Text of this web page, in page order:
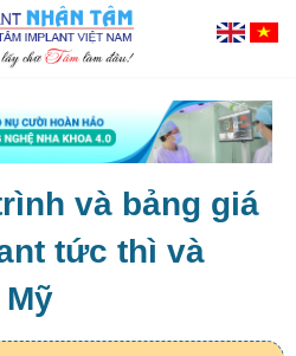
và bảng giá
tức thì và